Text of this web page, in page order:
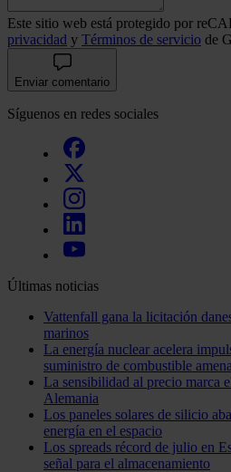
Este sitio web está protegido por
privacidad y Términos de servicio de
Enviar comentario
Síguenos en redes sociales
Últimas noticias
Vattenfall gana la licitación
marinos
La energía nuclear acelera
suministro de combustible
La sensibilidad al precio marca
Alemania
Los paneles solares de silicio
energía en el espacio
Los spreads récord de julio en
señal para el almacenamiento